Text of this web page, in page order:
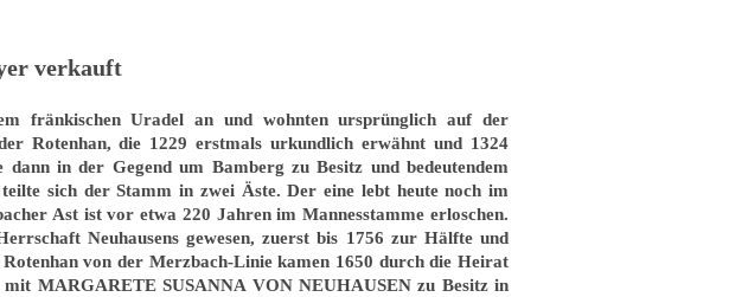
verkauft
fränkischen Uradel an und wohnten ursprünglich auf der
Rotenhan, die 1229 erstmals urkundlich erwähnt und 1324
in der Gegend um Bamberg zu Besitz und bedeutendem
sich der Stamm in zwei Äste. Der eine lebt heute noch im
Ast ist vor etwa 220 Jahren im Mannesstamme erloschen.
Neuhausens gewesen, zuerst bis 1756 zur Hälfte und
von der Merzbach-Linie kamen 1650 durch die Heirat
MARGARETE SUSANNA VON NEUHAUSENzu Besitz in